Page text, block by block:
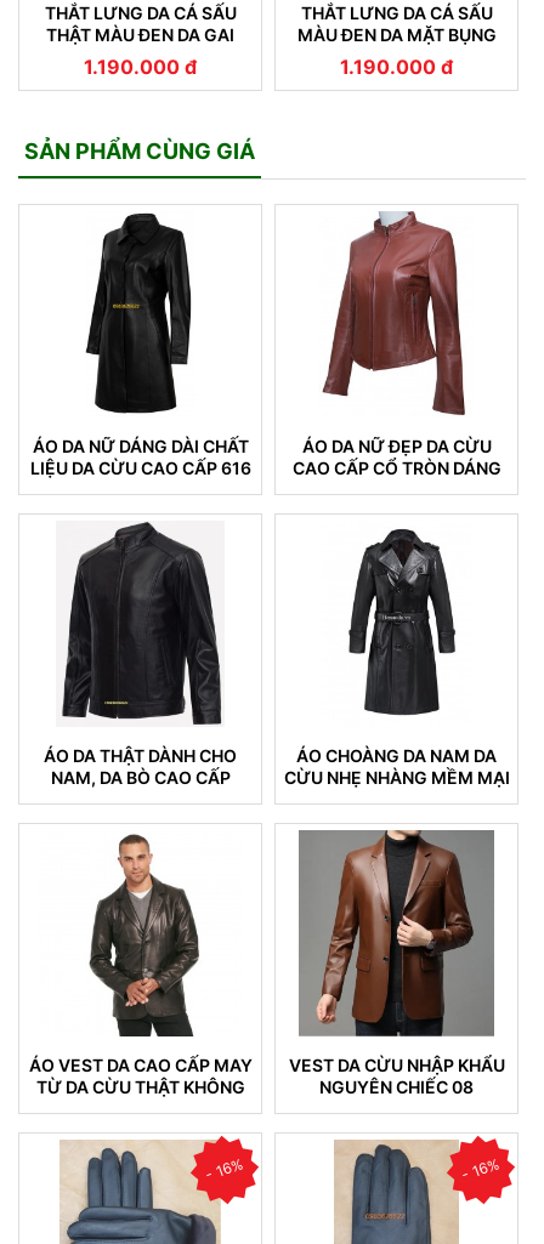
THẮT LƯNG DA CÁ SẤU
THẬT MÀU ĐEN DA GAI
LƯNG CÁ SẤU
1.190.000 đ
THẮT LƯNG DA CÁ SẤU
MÀU ĐEN DA MẶT BỤNG
CON CÁ SẤU
1.190.000 đ
SẢN PHẨM CÙNG GIÁ
ÁO DA NỮ DÁNG DÀI CHẤT
LIỆU DA CỪU CAO CẤP 616
ÁO DA NỮ ĐẸP DA CỪU
CAO CẤP CỔ TRÒN DÁNG
TRƠN
ÁO DA THẬT DÀNH CHO
NAM, DA BÒ CAO CẤP
KHÔNG NỔ DA BONG TRÓC
DA (100)
ÁO CHOÀNG DA NAM DA
CỪU NHẸ NHÀNG MỀM MẠI
04
ÁO VEST DA CAO CẤP MAY
TỪ DA CỪU THẬT KHÔNG
NỔ DA (VEST 05)
VEST DA CỪU NHẬP KHẨU
NGUYÊN CHIẾC 08
- 16% - 16%